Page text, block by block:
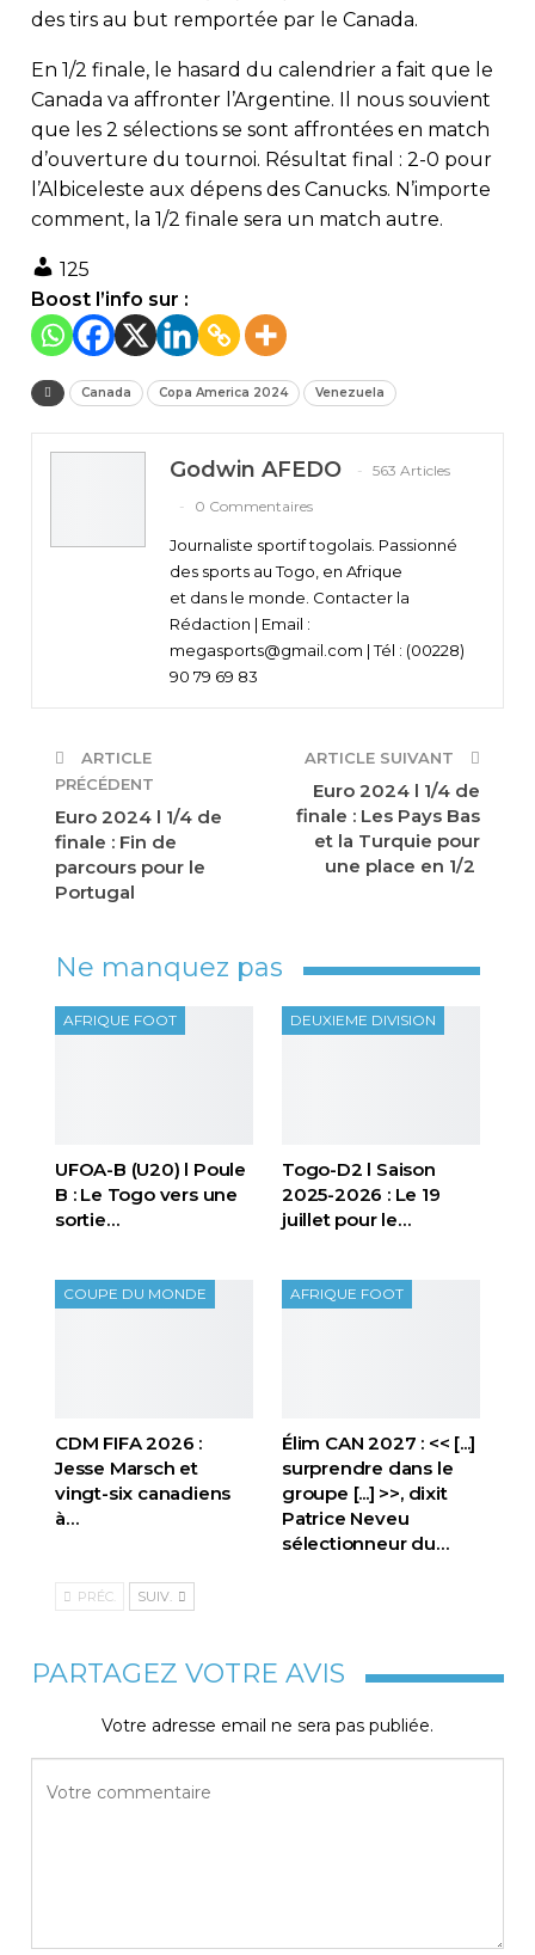
des tirs au but remportée par le Canada.
En 1/2 finale, le hasard du calendrier a fait que le
Canada va affronter l’Argentine. Il nous souvient
que les 2 sélections se sont affrontées en match
d’ouverture du tournoi. Résultat final : 2-0 pour
l’Albiceleste aux dépens des Canucks. N’importe
comment, la 1/2 finale sera un match autre.
125
Boost l’info sur :
Canada Copa America 2024 Venezuela
Godwin AFEDO
563 Articles
0 Commentaires
Journaliste sportif togolais. Passionné
des sports au Togo, en Afrique
et dans le monde. Contacter la
Rédaction | Email :
megasports@gmail.com | Tél : (00228)
90 79 69 83
ARTICLE
PRÉCÉDENT
Euro 2024 l 1/4 de
finale : Fin de
parcours pour le
Portugal
ARTICLE SUIVANT
Euro 2024 l 1/4 de
finale : Les Pays Bas
et la Turquie pour
une place en 1/2
Ne manquez pas
AFRIQUE FOOT
UFOA-B (U20) l Poule
B : Le Togo vers une
sortie…
DEUXIEME DIVISION
Togo-D2 l Saison
2025-2026 : Le 19
juillet pour le…
COUPE DU MONDE
CDM FIFA 2026 :
Jesse Marsch et
vingt-six canadiens
à…
AFRIQUE FOOT
Élim CAN 2027 : << [...]
surprendre dans le
groupe [...] >>, dixit
Patrice Neveu
sélectionneur du…
PRÉC. SUIV.
PARTAGEZ VOTRE AVIS
Votre adresse email ne sera pas publiée.